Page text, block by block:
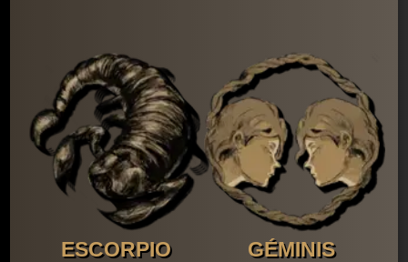
ESCORPIO GÉMINIS